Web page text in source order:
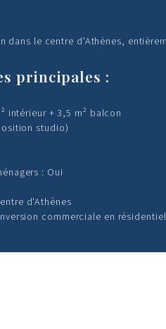
dans le centre d'Athènes,
principales :
intérieur + 3,5 m² balcon
studio)
: Oui
d'Athènes
commerciale en